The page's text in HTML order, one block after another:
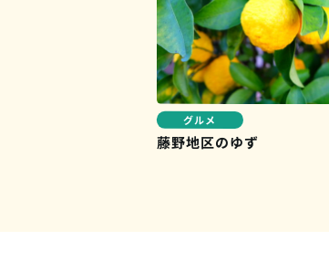
グルメ
藤野地区のゆず